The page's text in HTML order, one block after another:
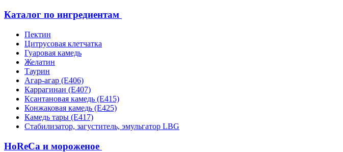
Каталог по ингредиентам
Пектин
Цитрусовая клетчатка
Гуаровая камедь
Желатин
Таурин
Агар-агар (Е406)
Каррагинан (Е407)
Ксантановая камедь (Е415)
Конжаковая камедь (Е425)
Камедь тары (Е417)
Стабилизатор, загуститель, эмульгатор LBG
HoReCa и мороженое